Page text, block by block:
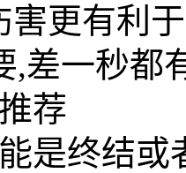
害更有利
,差一秒都
荐
是终结或